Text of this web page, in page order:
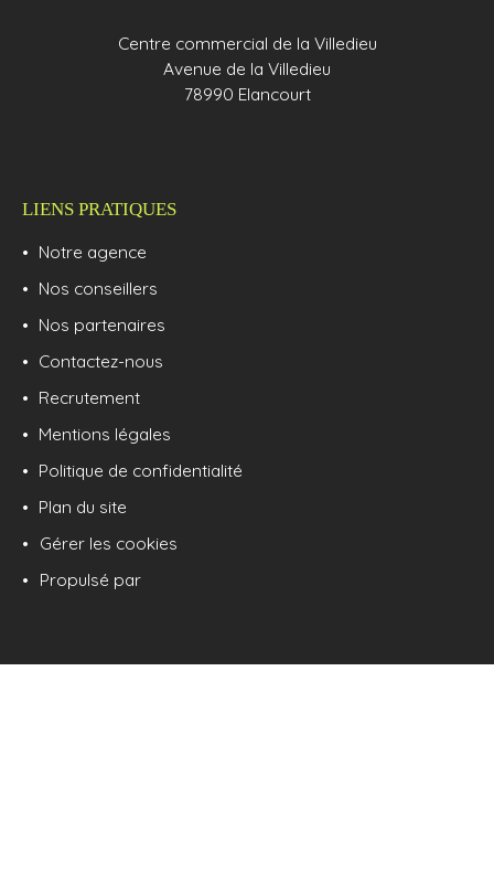
Centre commercial de la Villedieu
Avenue de la Villedieu
78990 Elancourt
LIENS PRATIQUES
Notre agence
Nos conseillers
Nos partenaires
Contactez-nous
Recrutement
Mentions légales
Politique de confidentialité
Plan du site
Gérer les cookies
Propulsé par